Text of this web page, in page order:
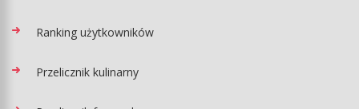
Ranking użytkowników
Przelicznik kulinarny